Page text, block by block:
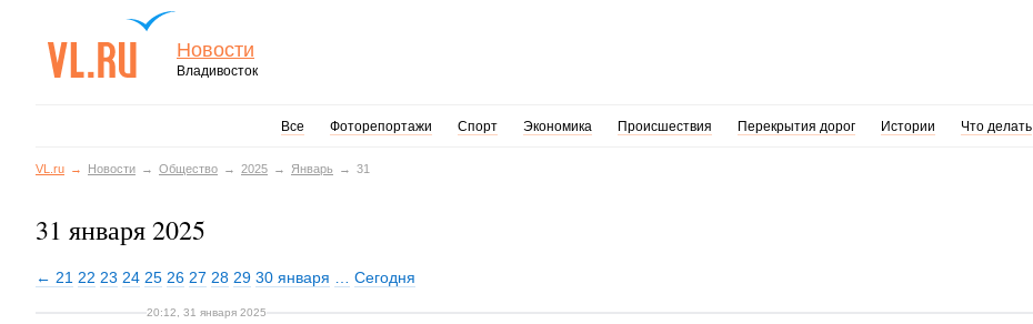
Новости
Владивосток
Все Фоторепортажи Спорт Экономика Происшествия Перекрытия дорог Истории Что делать
VL.ru Новости Общество 2025 Январь 31
31 января 2025
← 21 22 23 24 25 26 27 28 29 30 января Сегодня
20:12, 31 января 2025